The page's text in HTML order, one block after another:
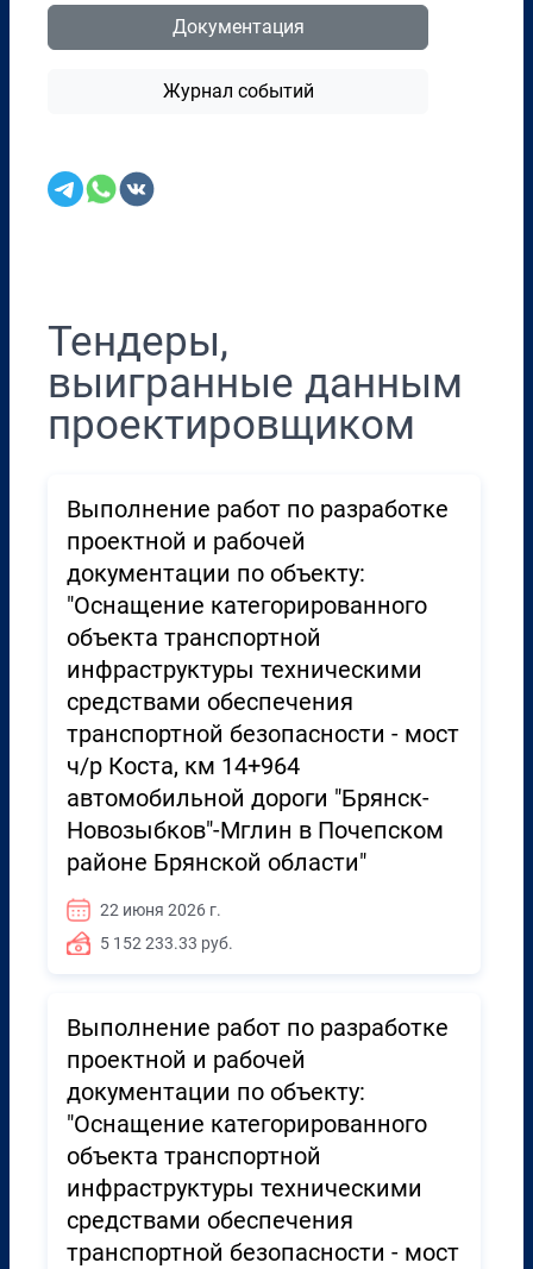
Документация
Журнал событий
Тендеры,
выигранные данным
проектировщиком
Выполнение работ по разработке
проектной и рабочей
документации по объекту:
"Оснащение категорированного
объекта транспортной
инфраструктуры техническими
средствами обеспечения
транспортной безопасности - мост
ч/р Коста, км 14+964
автомобильной дороги "Брянск-
Новозыбков"-Мглин в Почепском
районе Брянской области"
22 июня 2026 г.
5 152 233.33 руб.
Выполнение работ по разработке
проектной и рабочей
документации по объекту:
"Оснащение категорированного
объекта транспортной
инфраструктуры техническими
средствами обеспечения
транспортной безопасности - мост